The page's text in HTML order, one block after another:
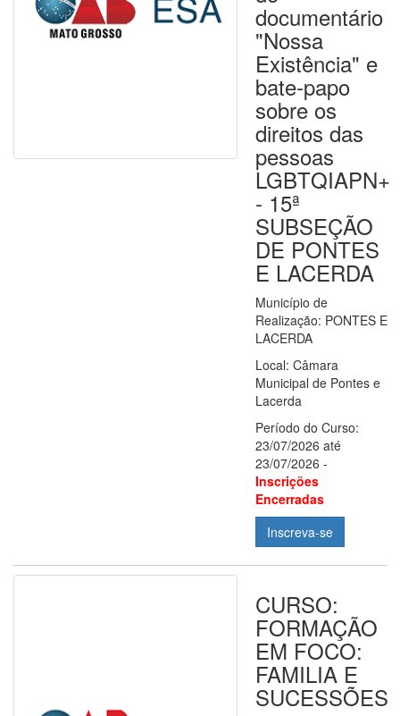
documentário
"Nossa
Existência" e
bate-papo
sobre os
direitos das
pessoas
LGBTQIAPN+
- 15ª
SUBSEÇÃO
DE PONTES
E LACERDA
Município de
Realização: PONTES E
LACERDA
Local: Câmara
Municipal de Pontes e
Lacerda
Período do Curso:
23/07/2026 até
23/07/2026 -
Inscrições
Encerradas
Inscreva-se
CURSO:
FORMAÇÃO
EM FOCO:
FAMILIA E
SUCESSÕES